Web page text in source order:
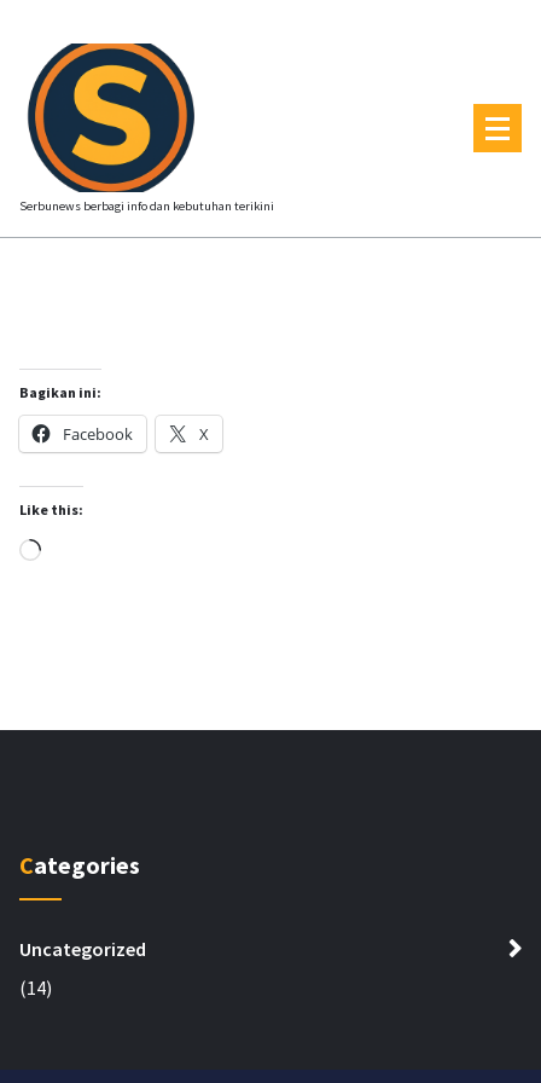
content
Serbunews berbagi info dan kebutuhan terikini
Bagikan ini:
Facebook X
Like this:
Loading…
Categories
Uncategorized
(14)